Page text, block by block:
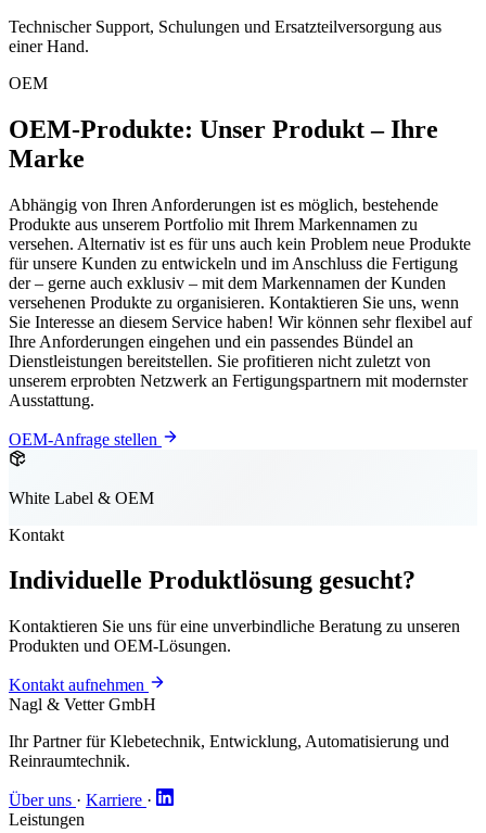
Technischer Support, Schulungen und Ersatzteilversorgung aus
einer Hand.
OEM
OEM-Produkte: Unser Produkt – Ihre
Marke
Abhängig von Ihren Anforderungen ist es möglich, bestehende
Produkte aus unserem Portfolio mit Ihrem Markennamen zu
versehen. Alternativ ist es für uns auch kein Problem neue Produkte
für unsere Kunden zu entwickeln und im Anschluss die Fertigung
der – gerne auch exklusiv – mit dem Markennamen der Kunden
versehenen Produkte zu organisieren. Kontaktieren Sie uns, wenn
Sie Interesse an diesem Service haben! Wir können sehr flexibel auf
Ihre Anforderungen eingehen und ein passendes Bündel an
Dienstleistungen bereitstellen. Sie profitieren nicht zuletzt von
unserem erprobten Netzwerk an Fertigungspartnern mit modernster
Ausstattung.
OEM-Anfrage stellen
White Label & OEM
Kontakt
Individuelle Produktlösung gesucht?
Kontaktieren Sie uns für eine unverbindliche Beratung zu unseren
Produkten und OEM-Lösungen.
Kontakt aufnehmen
Nagl & Vetter GmbH
Ihr Partner für Klebetechnik, Entwicklung, Automatisierung und
Reinraumtechnik.
Über uns · Karriere ·
Leistungen